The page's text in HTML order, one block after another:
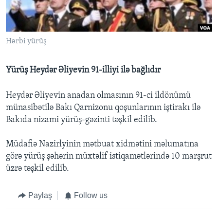
BIZI IZLƏYIN
Dillər
Hərbi yürüş
Yürüş Heydər Əliyevin 91-illiyi ilə bağlıdır
Heydər Əliyevin anadan olmasının 91-ci ildönümü
münasibətilə Bakı Qarnizonu qoşunlarının iştirakı ilə
Bakıda nizami yürüş-gəzinti təşkil edilib.
Müdafiə Nazirlyinin mətbuat xidmətini məlumatına
görə yürüş şəhərin müxtəlif istiqamətlərində 10 marşrut
üzrə təşkil edilib.
Paylaş Follow us